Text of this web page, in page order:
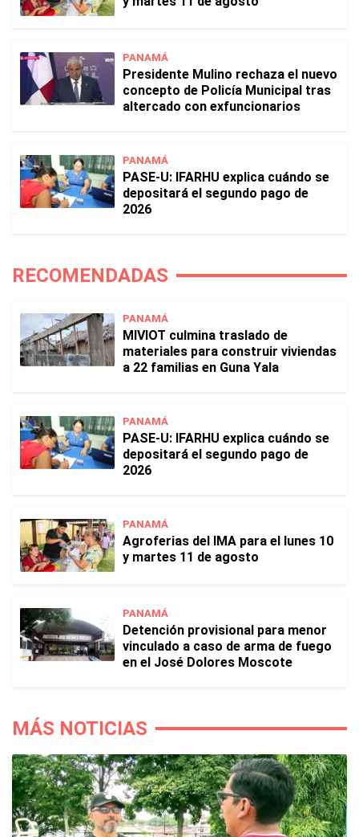
PANAMÁ
Presidente Mulino rechaza el nuevo
concepto de Policía Municipal tras
altercado con exfuncionarios
PANAMÁ
PASE-U: IFARHU explica cuándo se
depositará el segundo pago de
2026
RECOMENDADAS
PANAMÁ
MIVIOT culmina traslado de
materiales para construir viviendas
a 22 familias en Guna Yala
PANAMÁ
PASE-U: IFARHU explica cuándo se
depositará el segundo pago de
2026
PANAMÁ
Agroferias del IMA para el lunes 10
y martes 11 de agosto
PANAMÁ
Detención provisional para menor
vinculado a caso de arma de fuego
en el José Dolores Moscote
MÁS NOTICIAS